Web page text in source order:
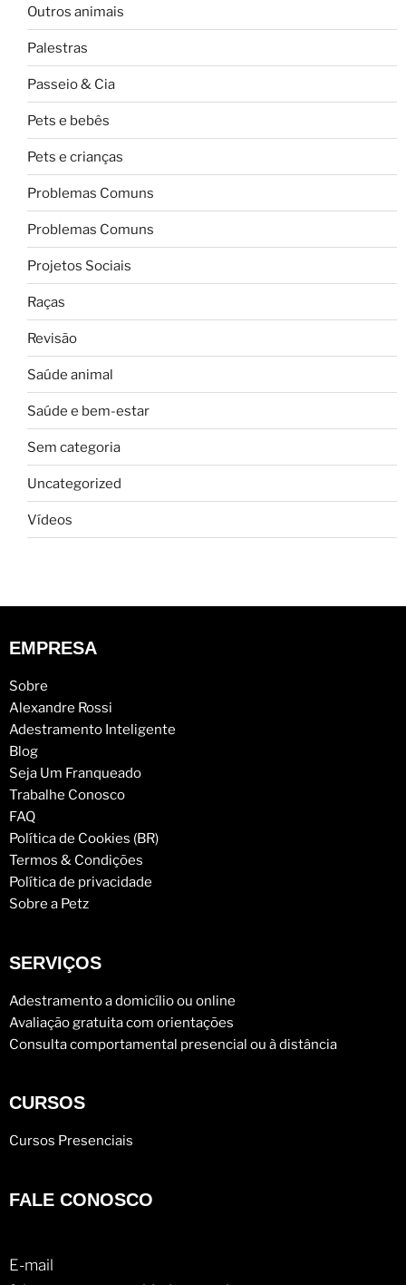
Outros animais
Palestras
Passeio & Cia
Pets e bebês
Pets e crianças
Problemas Comuns
Problemas Comuns
Projetos Sociais
Raças
Revisão
Saúde animal
Saúde e bem-estar
Sem categoria
Uncategorized
Vídeos
EMPRESA
Sobre
Alexandre Rossi
Adestramento Inteligente
Blog
Seja Um Franqueado
Trabalhe Conosco
FAQ
Política de Cookies (BR)
Termos & Condições
Política de privacidade
Sobre a Petz
SERVIÇOS
Adestramento a domicílio ou online
Avaliação gratuita com orientações
Consulta comportamental presencial ou à distância
CURSOS
Cursos Presenciais
FALE CONOSCO
E-mail